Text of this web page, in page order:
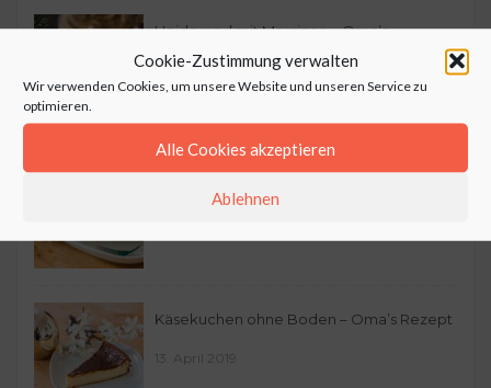
Cookie-Zustimmung verwalten
Wir verwenden Cookies, um unsere Website und unseren Service zu
optimieren.
Alle Cookies akzeptieren
Ablehnen
Heidesand mit Marzipan – Oma’s
Plätzchen
Bunter Zebrakuchen
Käsekuchen ohne Boden – Oma’s Rezept
13. April 2019